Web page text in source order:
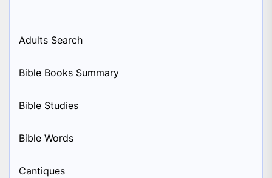
Adults Search
Bible Books Summary
Bible Studies
Bible Words
Cantiques